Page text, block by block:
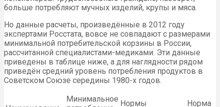
больше потребляют мучных изделий, крупы и мяса.
Но данные расчеты, произведённые в 2012 году
экспертами Росстата, вовсе не совпадают с размерами
минимальной потребительской корзины в России,
рассчитанной специалистами-медиками. Эти данные
приведены в таблице ниже, а для наглядности рядом
приведён средний уровень потребления продуктов в
Советском Союзе середины 1980-х годов.
Минимальное Нормы
Норма